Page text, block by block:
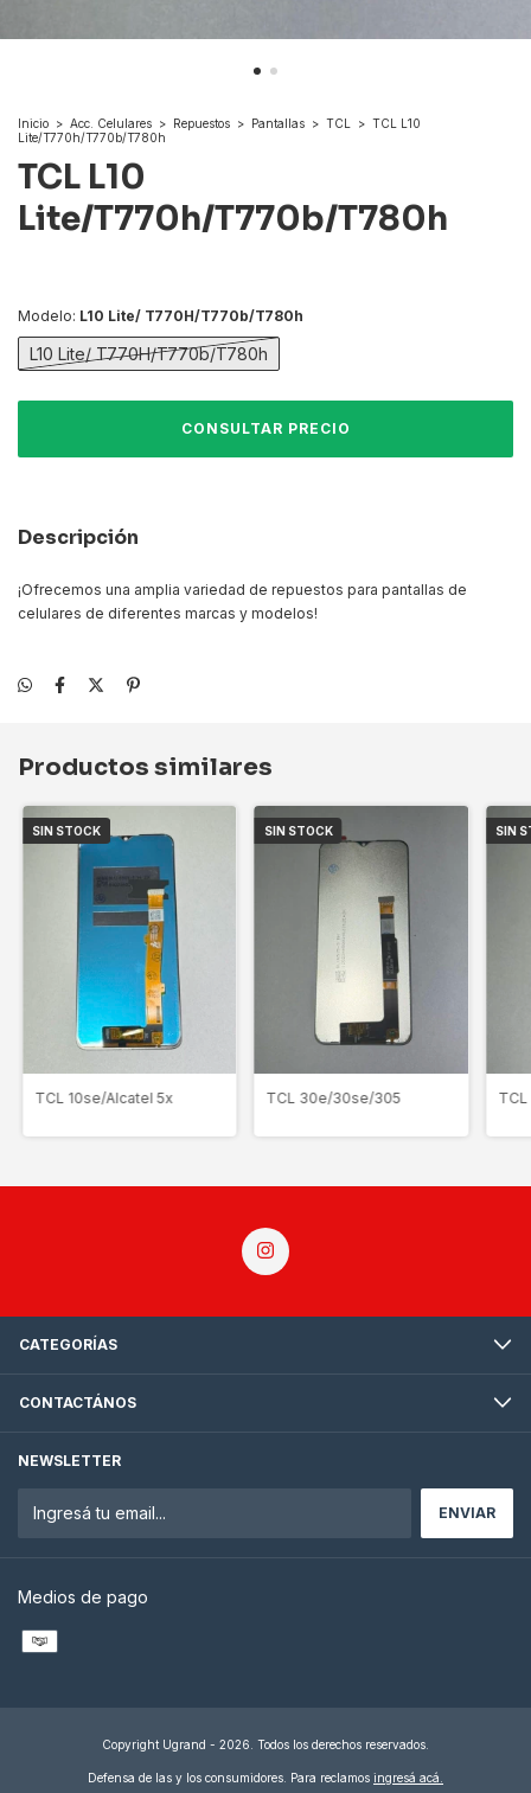
Inicio > Acc. Celulares > Repuestos > Pantallas > TCL > TCL L10
Lite/T770h/T770b/T780h
TCL L10
Lite/T770h/T770b/T780h
Modelo: L10 Lite/ T770H/T770b/T780h
L10 Lite/ T770H/T770b/T780h
Descripción
¡Ofrecemos una amplia variedad de repuestos para pantallas de
celulares de diferentes marcas y modelos!
Productos similares
SIN STOCK
TCL 10se/Alcatel 5x
SIN STOCK
TCL 30e/30se/305
SIN
CATEGORÍAS
CONTACTÁNOS
NEWSLETTER
Medios de pago
Copyright Ugrand - 2026. Todos los derechos reservados.
Defensa de las y los consumidores. Para reclamos ingresá acá.